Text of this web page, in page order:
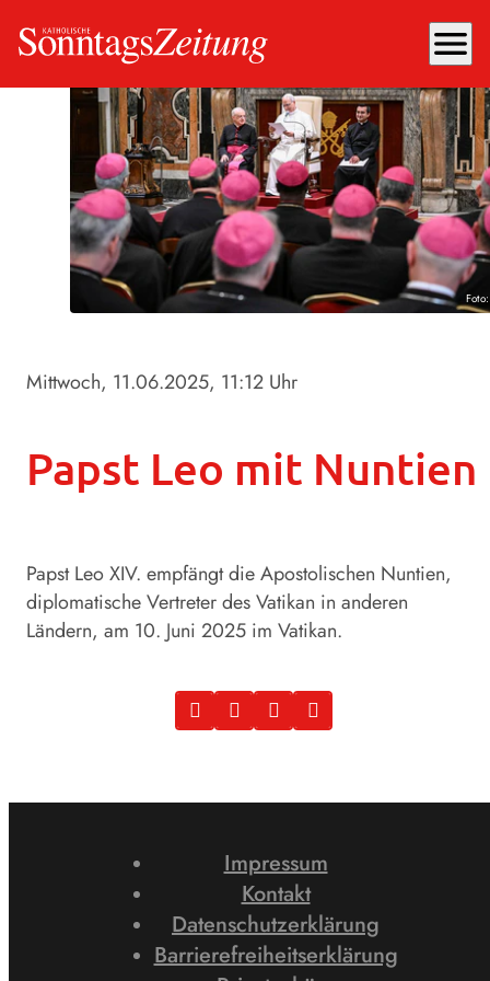
menu
Mittwoch, 11.06.2025, 11:12 Uhr
Papst Leo mit Nuntien
Papst Leo XIV. empfängt die Apostolischen Nuntien,
diplomatische Vertreter des Vatikan in anderen
Ländern, am 10. Juni 2025 im Vatikan.
Impressum
Kontakt
Datenschutzerklärung
Barrierefreiheitserklärung